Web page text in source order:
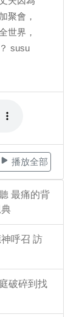
聚會，
世界，
susu
播放全部
最痛的背
呼召 訪
破碎到找